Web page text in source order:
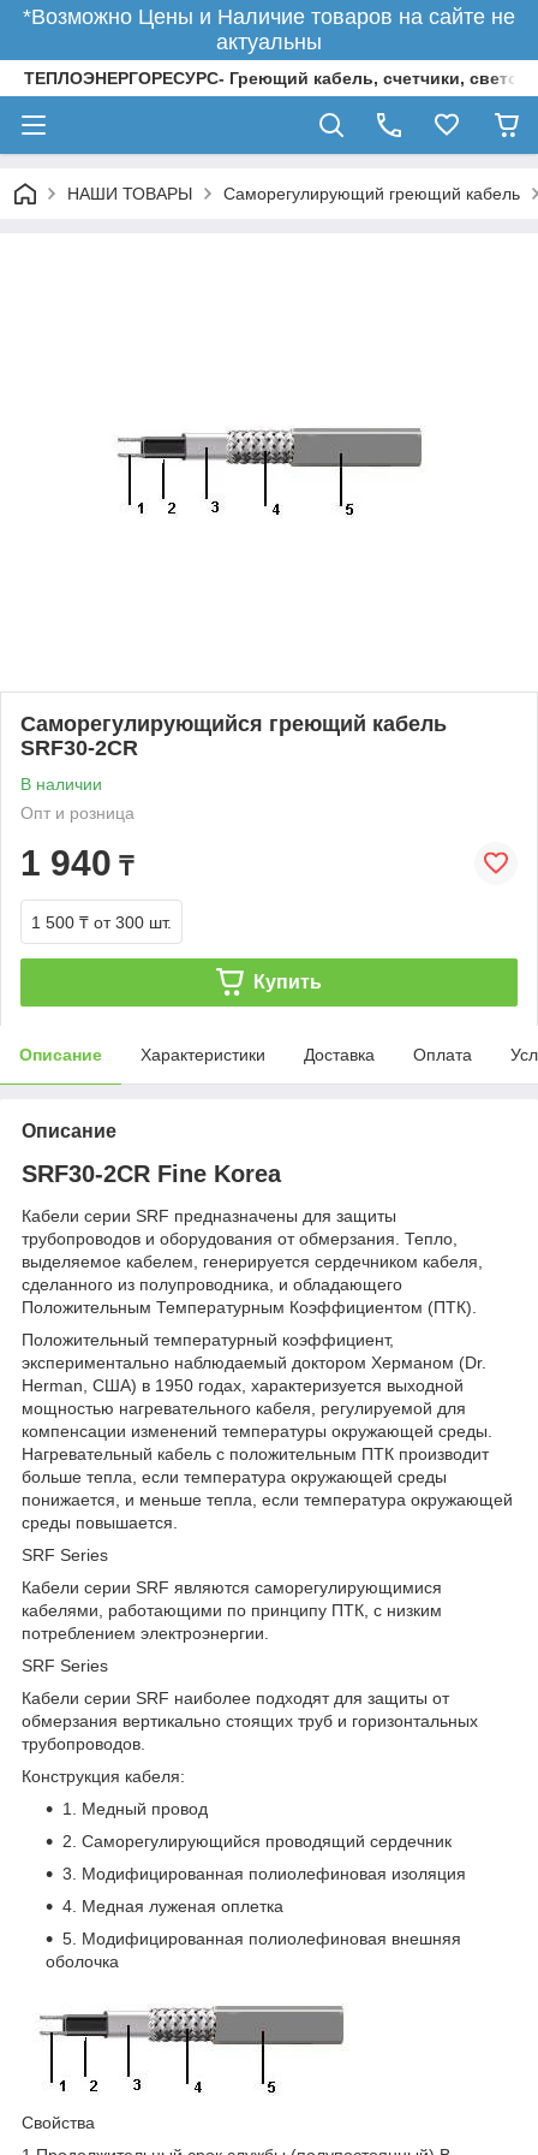
*Возможно Цены и Наличие товаров на сайте не
актуальны
ТЕПЛОЭНЕРГОРЕСУРС- Греющий кабель, счетчики,
НАШИ ТОВАРЫ Саморегулирующий греющий кабель
Саморегулирующийся греющий кабель
SRF30-2CR
В наличии
Опт и розница
1 940 ₸
1 500 ₸ от 300 шт.
Купить
Описание Характеристики Доставка Оплата
Описание
SRF30-2CR Fine Korea
Кабели серии SRF предназначены для защиты
трубопроводов и оборудования от обмерзания. Тепло,
выделяемое кабелем, генерируется сердечником кабеля,
сделанного из полупроводника, и обладающего
Положительным Температурным Коэффициентом (ПТК).
Положительный температурный коэффициент,
экспериментально наблюдаемый доктором Херманом (Dr.
Herman, США) в 1950 годах, характеризуется выходной
мощностью нагревательного кабеля, регулируемой для
компенсации изменений температуры окружающей среды.
Нагревательный кабель с положительным ПТК производит
больше тепла, если температура окружающей среды
понижается, и меньше тепла, если температура окружающей
среды повышается.
SRF Series
Кабели серии SRF являются саморегулирующимися
кабелями, работающими по принципу ПТК, с низким
потреблением электроэнергии.
SRF Series
Кабели серии SRF наиболее подходят для защиты от
обмерзания вертикально стоящих труб и горизонтальных
трубопроводов.
Конструкция кабеля:
1. Медный провод
2. Саморегулирующийся проводящий сердечник
3. Модифицированная полиолефиновая изоляция
4. Медная луженая оплетка
5. Модифицированная полиолефиновая внешняя
оболочка
Свойства